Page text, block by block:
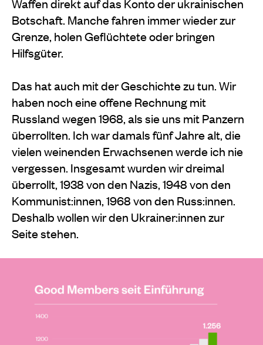
Botschaft. Manche fahren immer wieder zur
Grenze, holen Geflüchtete oder bringen
Hilfsgüter.
Das hat auch mit der Geschichte zu tun. Wir
haben noch eine offene Rechnung mit
Russland wegen 1968, als sie uns mit Panzern
überrollten. Ich war damals fünf Jahre alt, die
vielen weinenden Erwachsenen werde ich nie
vergessen. Insgesamt wurden wir dreimal
überrollt, 1938 von den Nazis, 1948 von den
Kommunist:innen, 1968 von den Russ:innen.
Deshalb wollen wir den Ukrainer:innen zur
Seite stehen.